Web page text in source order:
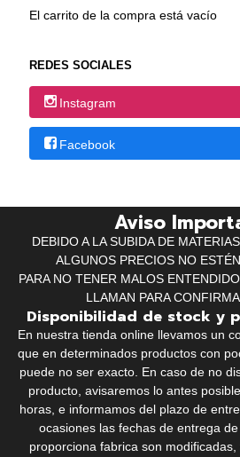
El carrito de la compra está vacío
REDES SOCIALES
Instagram
Facebook
Aviso
DEBIDO A LA SUBIDA DE
ALGUNOS PRECIOS NO
PARA NO TENER MALOS
LLAMAN PARA
Disponibilidad de stock y
En nuestra tienda online llevamos un
que en determinados productos con
puede no ser exacto. En caso de no
producto, avisaremos lo antes
horas, e informamos del plazo de
ocasiones las fechas de entrega
proporciona fabrica son